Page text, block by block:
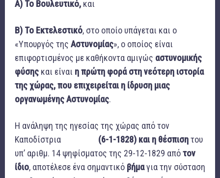
Α) Το Βουλευτικό, και
Β) Το Εκτελεστικό, στο οποίο υπάγεται και ο
«Υπουργός της Αστυνομίας», ο οποίος είναι
επιφορτισμένος με καθήκοντα αμιγώς αστυνομικής
φύσης και είναι η πρώτη φορά στη νεότερη ιστορία
της χώρας, που επιχειρείται η ίδρυση μιας
οργανωμένης Αστυνομίας.
Η ανάληψη της ηγεσίας της χώρας από τον
Καποδίστρια (6-1-1828) και η θέσπισητου
υπ’ αριθμ. 14 ψηφίσματος της 29-12-1829 απότον
ίδιο, αποτέλεσε ένα σημαντικό βήμαγια την σύσταση